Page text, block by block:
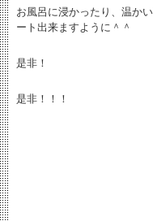
お風呂に浸かったり、温か
ート出来ますように＾＾
是非！
是非！！！